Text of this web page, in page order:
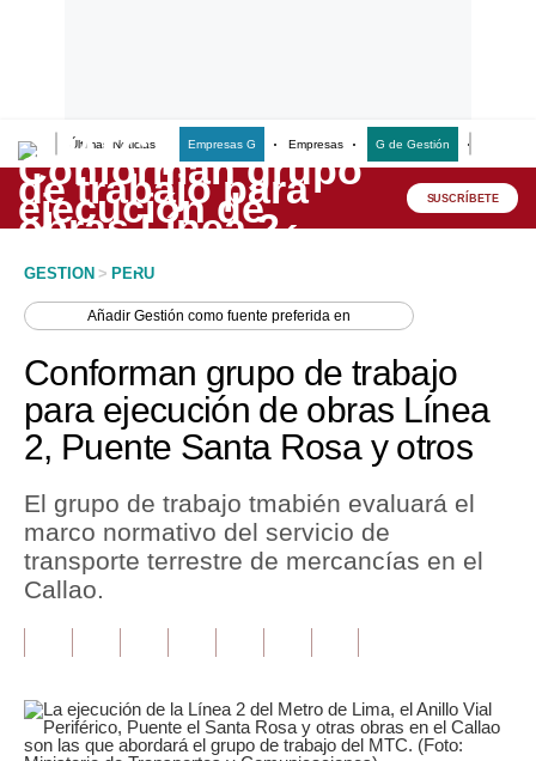
Últimas Noticias Empresas G Empresas G de Gestión
Lo último
Peru Quiosco
Economía
Mercados
Política
Tu Dinero
Finanzas Personales
Plus G
SUSCRÍBETE
GESTION > PERU
AñadirGestión como fuente preferida en
Conforman grupo de trabajo
para ejecución de obras Línea
2, Puente Santa Rosa y otros
El grupo de trabajo tmabién evaluará el
marco normativo del servicio de
transporte terrestre de mercancías en el
Callao.